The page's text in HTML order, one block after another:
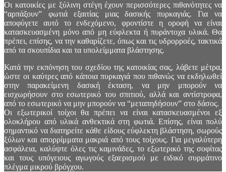
Οι κατοικίες με ξύλινη στέγη έχουν περισσότερες πιθανότητες να
“αρπάξουν” φωτιά εξαιτίας μιας δασικής πυρκαγιάς. Για να
αποφύγετε αυτό το ενδεχόμενο, φροντίστε η οροφή να είναι
κατασκευασμένη μόνο από μη εύφλεκτα ή πυράντοχα υλικά. Θα
πρέπει, επίσης, να την καθαρίζετε, όπως και τις υδρορροές, τακτικά
από τα σκουπίδια και τα υπολείμματα βλάστησης.
Κατά την εκπόνηση του σχεδίου της κατοικίας σας, λάβετε μέτρα,
ώστε οι καύτρες από κάποια πυρκαγιά που πιθανώς να εκδηλωθεί
στην παρακείμενη δασική έκταση, να μην μπορούν να
εισχωρήσουν στο εσωτερικό του σπιτιού, αλλά και αντίστροφα,
από το εσωτερικό να μην μπορούν να “μεταπηδήσουν” στο δάσος.
Οι εξωτερικοί τοίχοι θα πρέπει να είναι κατασκευασμένοι εξ
ολοκλήρου από υλικά ανθεκτικά στη φωτιά. Επίσης, είναι πολύ
σημαντικό να διατηρείτε κάθε είδους εύφλεκτη βλάστηση, σωρούς
ξύλων και απορρίμματα μακριά από τους τοίχους. Για μεγαλύτερη
ασφάλεια, καλύψτε όλες τις καμινάδες, το εξωτερικό της σοφίτας
και τους υπόγειους αγωγούς εξαερισμού με ειδικό συρμάτινο
πλέγμα μικρού βρόγχου.